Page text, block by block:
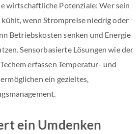
wirtschaftliche Potenziale: Wer sein
wenn Strompreise niedrig oder
Betriebskosten senken und Energie
Sensorbasierte Lösungen wie der
erfassen Temperatur- und
ein gezieltes,
ein Umdenken